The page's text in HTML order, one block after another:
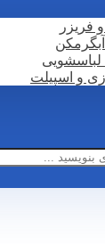
فریزر
و اسپیلت